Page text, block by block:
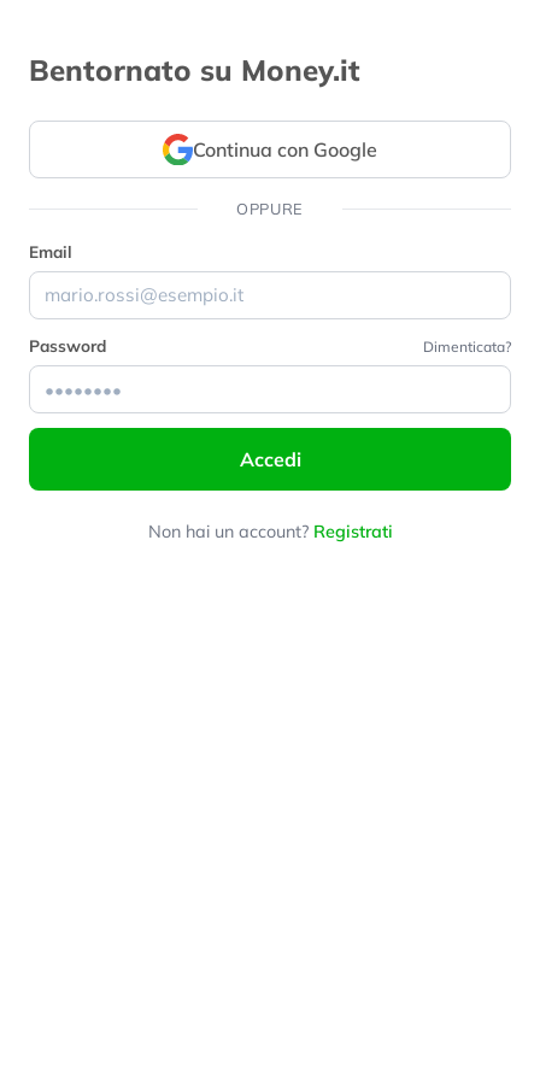
Bentornato su Money.it
Continua con Google
OPPURE
Email
Password Dimenticata?
Accedi
Non hai un account? Registrati